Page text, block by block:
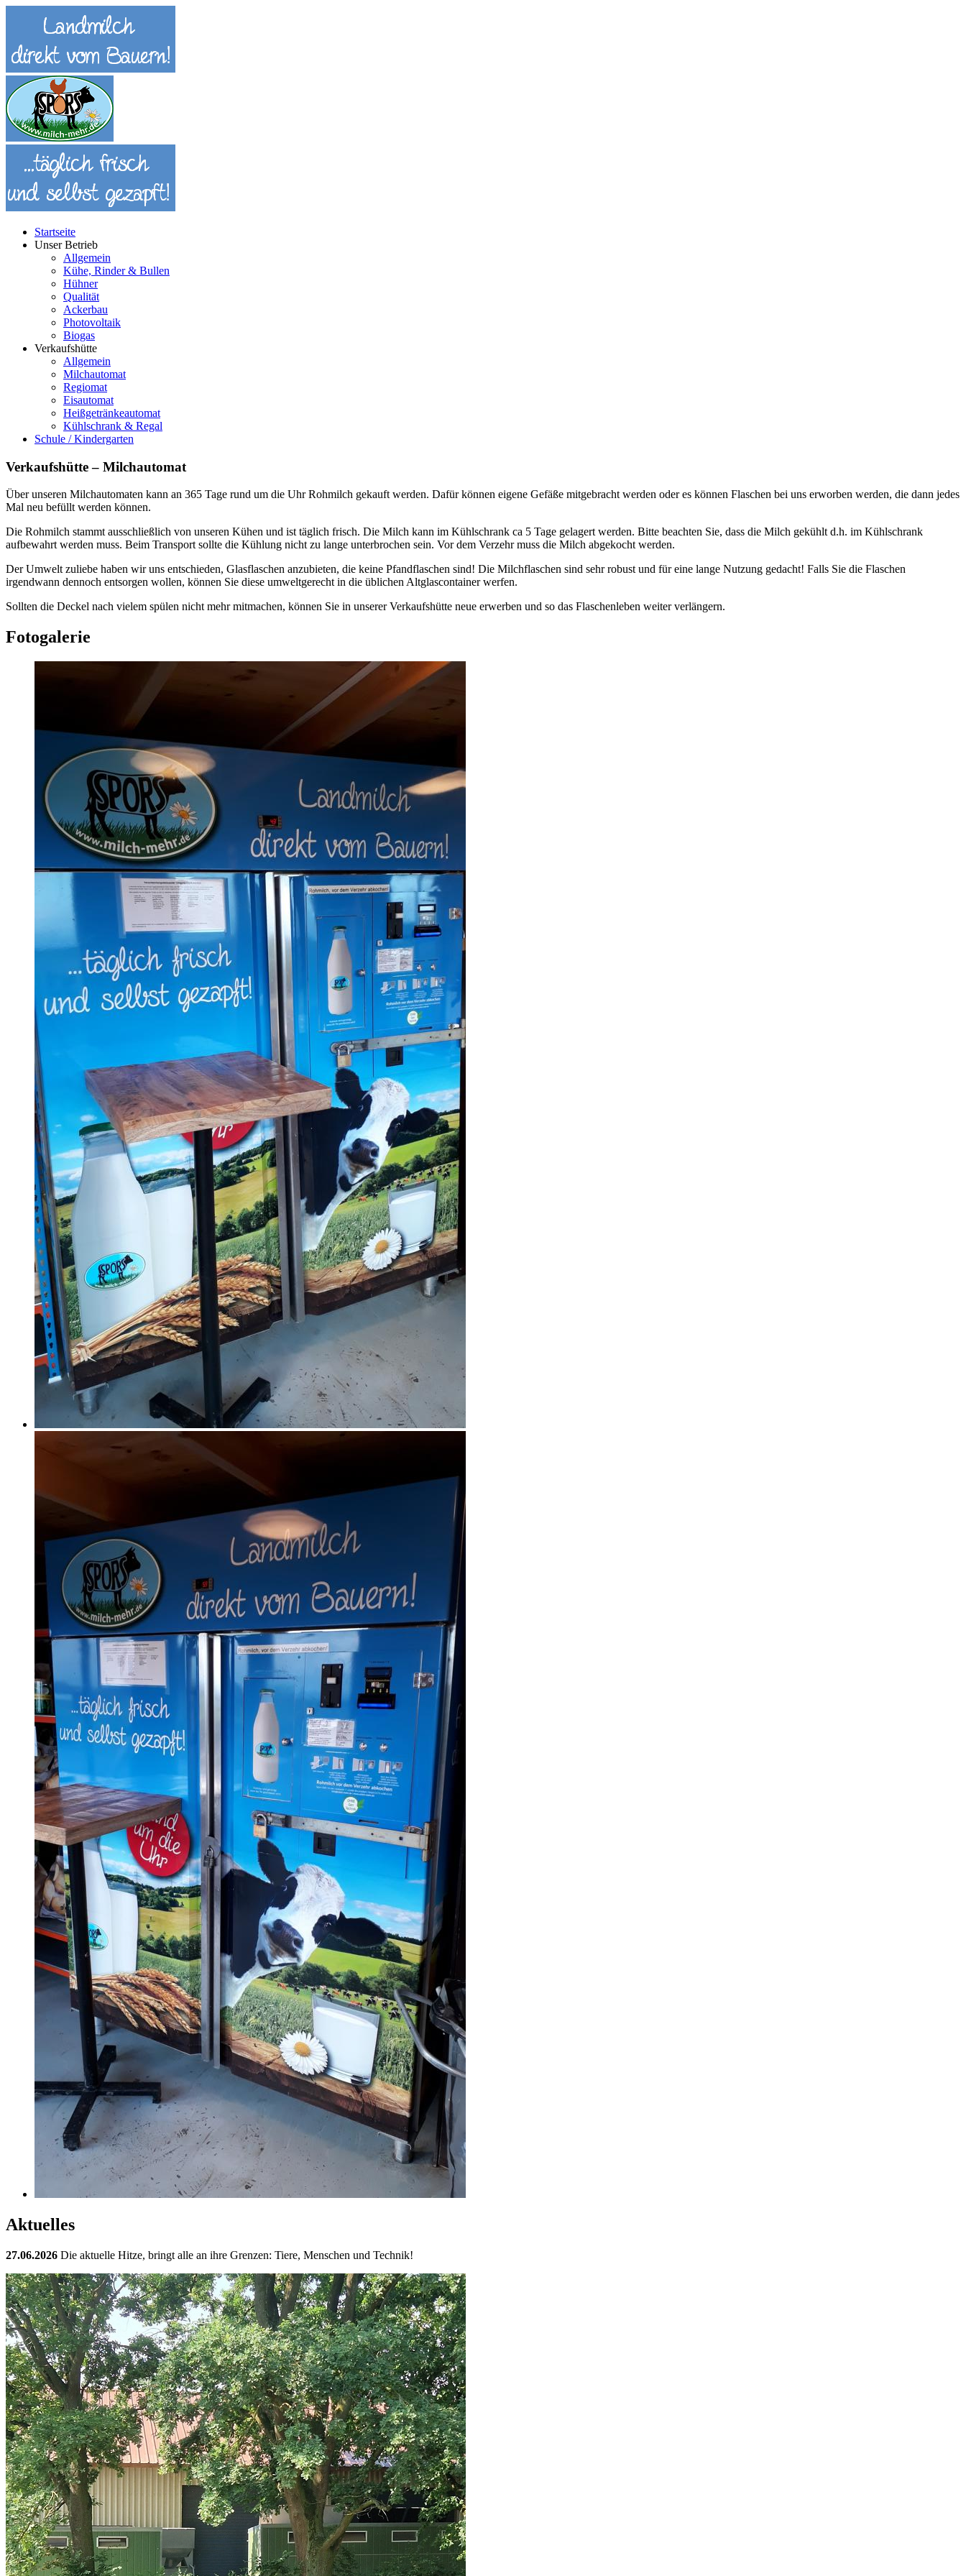
Startseite
Unser Betrieb
Allgemein
Kühe, Rinder & Bullen
Hühner
Qualität
Ackerbau
Photovoltaik
Biogas
Verkaufshütte
Allgemein
Milchautomat
Regiomat
Eisautomat
Heißgetränkeautomat
Kühlschrank & Regal
Schule / Kindergarten
Verkaufshütte – Milchautomat
Über unseren Milchautomaten kann an 365 Tage rund um die Uhr Rohmilch gekauft werden. Dafür können eigene Gefäße mitgebracht werden oder es können Flaschen bei uns erworben werden, die dann jedes
Mal neu befüllt werden können.
Die Rohmilch stammt ausschließlich von unseren Kühen und ist täglich frisch. Die Milch kann im Kühlschrank ca 5 Tage gelagert werden. Bitte beachten Sie, dass die Milch gekühlt d.h. im Kühlschrank
aufbewahrt werden muss. Beim Transport sollte die Kühlung nicht zu lange unterbrochen sein. Vor dem Verzehr muss die Milch abgekocht werden.
Der Umwelt zuliebe haben wir uns entschieden, Glasflaschen anzubieten, die keine Pfandflaschen sind! Die Milchflaschen sind sehr robust und für eine lange Nutzung gedacht! Falls Sie die Flaschen
irgendwann dennoch entsorgen wollen, können Sie diese umweltgerecht in die üblichen Altglascontainer werfen.
Sollten die Deckel nach vielem spülen nicht mehr mitmachen, können Sie in unserer Verkaufshütte neue erwerben und so das Flaschenleben weiter verlängern.
Fotogalerie
Aktuelles
27.06.2026 Die aktuelle Hitze, bringt alle an ihre Grenzen: Tiere, Menschen und Technik!